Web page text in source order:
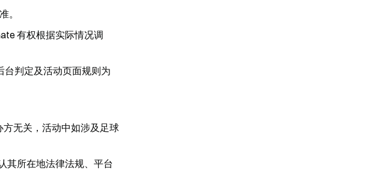
。
有权根据实际情况调
台判定及活动页面规则为
无关，活动中如涉及足球
其所在地法律法规、平台